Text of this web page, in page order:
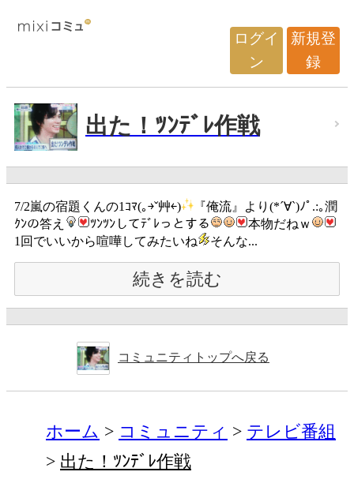
ログイ
ン
新規登
録
出た！ﾂﾝﾃﾞﾚ作戦
7/2嵐の宿題くんの1ｺﾏ(｡￫ˇ艸￩)
『俺流』より(*´∀`)ﾉﾟ.:｡潤
ｸﾝの答え
ﾂﾝﾂﾝしてﾃﾞﾚっとする
本物だねｗ
1回でいいから喧嘩してみたいね
そんな...
続きを読む
コミュニティトップへ戻る
ホーム コミュニティ
テレビ番組
出た！ﾂﾝﾃﾞﾚ作戦